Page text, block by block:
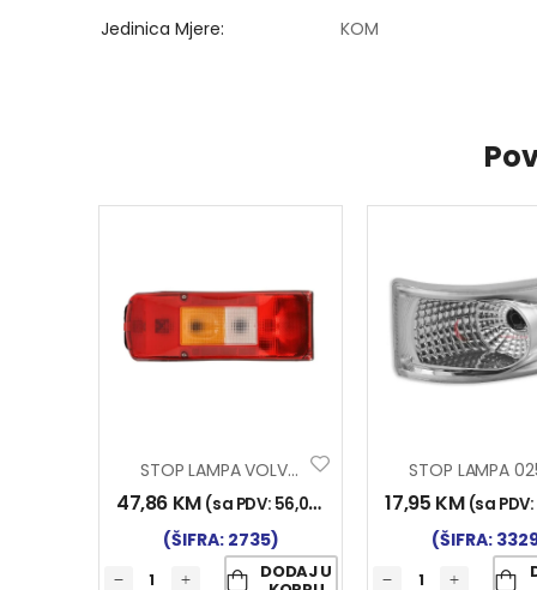
Jedinica Mjere KOM
STOP LAMPA VOLVO 2006
47,86 KM (sa PDV: 56,00
(ŠIFRA: 2735)
DODAJ U
17,95 KM (sa PDV:
(ŠIFRA: